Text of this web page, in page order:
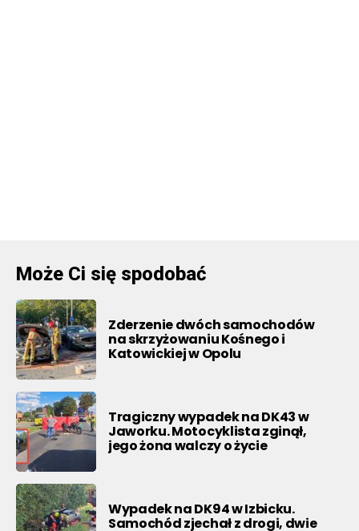
Może Ci się spodobać
Zderzenie dwóch samochodów
na skrzyżowaniu Kośnego i
Katowickiej w Opolu
Tragiczny wypadek na DK43 w
Jaworku. Motocyklista zginął,
jego żona walczy o życie
Wypadek na DK94 w Izbicku.
Samochód zjechał z drogi, dwie